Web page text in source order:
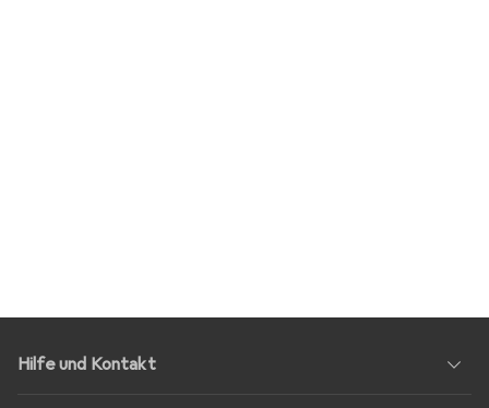
Hilfe und Kontakt